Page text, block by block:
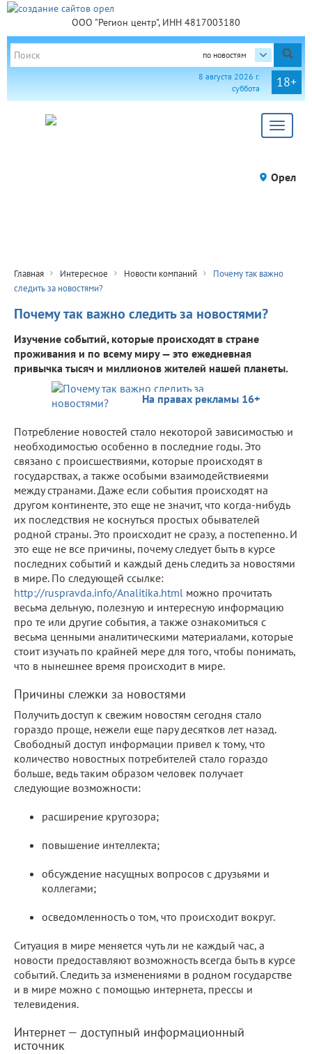
ООО "Регион центр", ИНН 4817003180
по новостям
18+
8 августа 2026 г.
суббота
Toggle
Орел
Главная Интересное Новости компаний
Почему так важно
следить за новостями?
Почему так важно следить за новостями?
Изучение событий, которые происходят в стране
проживания и по всему миру — это ежедневная
привычка тысяч и миллионов жителей нашей планеты.
На правах рекламы 16+
Потребление новостей стало некоторой зависимостью и
необходимостью особенно в последние годы. Это
связано с происшествиями, которые происходят в
государствах, а также особыми взаимодействиеями
между странами. Даже если события происходят на
другом континенте, это еще не значит, что когда-нибудь
их последствия не коснуться простых обывателей
родной страны. Это происходит не сразу, а постепенно. И
это еще не все причины, почему следует быть в курсе
последних событий и каждый день следить за новостями
в мире. По следующей ссылке:
http://ruspravda.info/Analitika.html можно прочитать
весьма дельную, полезную и интересную информацию
про те или другие события, а также ознакомиться с
весьма ценными аналитическими материалами, которые
стоит изучать по крайней мере для того, чтобы понимать,
что в нынешнее время происходит в мире.
Причины слежки за новостями
Получить доступ к свежим новостям сегодня стало
гораздо проще, нежели еще пару десятков лет назад.
Свободный доступ информации привел к тому, что
количество новостных потребителей стало гораздо
больше, ведь таким образом человек получает
следующие возможности:
расширение кругозора;
повышение интеллекта;
обсуждение насущных вопросов с друзьями и
коллегами;
осведомленность о том, что происходит вокруг.
Ситуация в мире меняется чуть ли не каждый час, а
новости предоставляют возможность всегда быть в курсе
событий. Следить за изменениями в родном государстве
и в мире можно с помощью интернета, прессы и
телевидения.
Интернет — доступный информационный
источник